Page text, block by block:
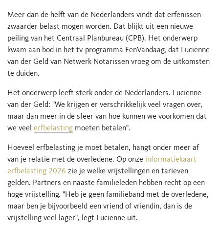
Meer dan de helft van de Nederlanders vindt dat erfenissen
zwaarder belast mogen worden. Dat blijkt uit een nieuwe
peiling van het Centraal Planbureau (CPB). Het onderwerp
kwam aan bod in het tv-programma EenVandaag, dat Lucienne
van der Geld van Netwerk Notarissen vroeg om de uitkomsten
te duiden.
Het onderwerp leeft sterk onder de Nederlanders. Lucienne
van der Geld: "We krijgen er verschrikkelijk veel vragen over,
maar dan meer in de sfeer van hoe kunnen we voorkomen dat
we veel erfbelasting moeten betalen".
Hoeveel erfbelasting je moet betalen, hangt onder meer af
van je relatie met de overledene. Op onze informatiekaart
erfbelasting 2026 zie je welke vrijstellingen en tarieven
gelden. Partners en naaste familieleden hebben recht op een
hoge vrijstelling. "Heb je geen familieband met de overledene,
maar ben je bijvoorbeeld een vriend of vriendin, dan is de
vrijstelling veel lager", legt Lucienne uit.